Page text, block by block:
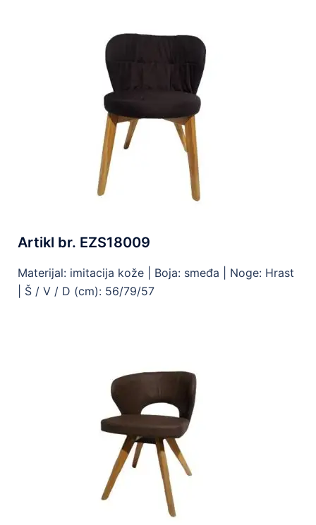
Artikl br. EZS18009
Materijal: imitacija kože | Boja: smeđa | Noge: Hrast
| Š / V / D (cm): 56/79/57